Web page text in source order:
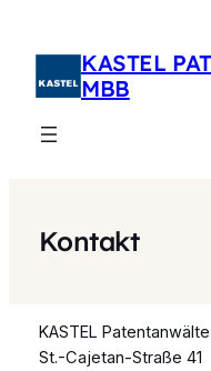
KASTEL
MBB
Kontakt
KASTEL
St.-Cajetan-Straße 41